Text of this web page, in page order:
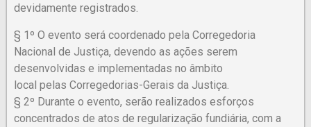
devidamente registrados.
§ 1º O evento será coordenado pela Corregedoria
Nacional de Justiça, devendo as ações serem
desenvolvidas e implementadas no âmbito
local pelas Corregedorias-Gerais da Justiça.
§ 2º Durante o evento, serão realizados esforços
concentrados de atos de regularização fundiária, com a